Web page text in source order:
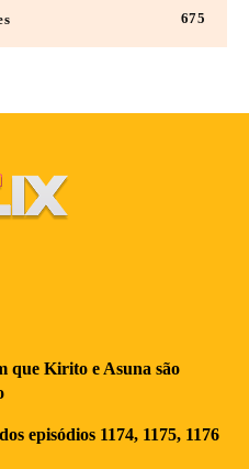
675
que Kirito e Asuna são
episódios 1174, 1175, 1176